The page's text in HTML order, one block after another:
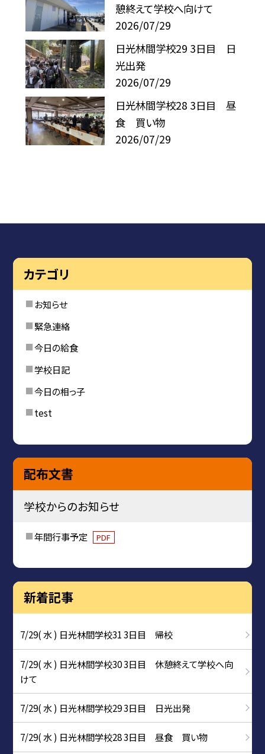
憩終えて学校へ向けて
2026/07/29
日光林間学校29 3日目 日
光出発
2026/07/29
日光林間学校28 3日目 昼
食 買い物
2026/07/29
カテゴリ
お知らせ
緊急連絡
今日の給食
学校日記
今日の相っ子
test
配布文書
学校からのお知らせ
年間行事予定 PDF
新着記事
7/29( 水 ) 日光林間学校31 3日目 帰校
7/29( 水 ) 日光林間学校30 3日目 休憩終えて学校へ向
けて
7/29( 水 ) 日光林間学校29 3日目 日光出発
7/29( 水 ) 日光林間学校28 3日目 昼食 買い物